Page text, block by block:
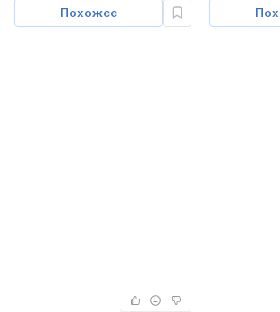
Похожее